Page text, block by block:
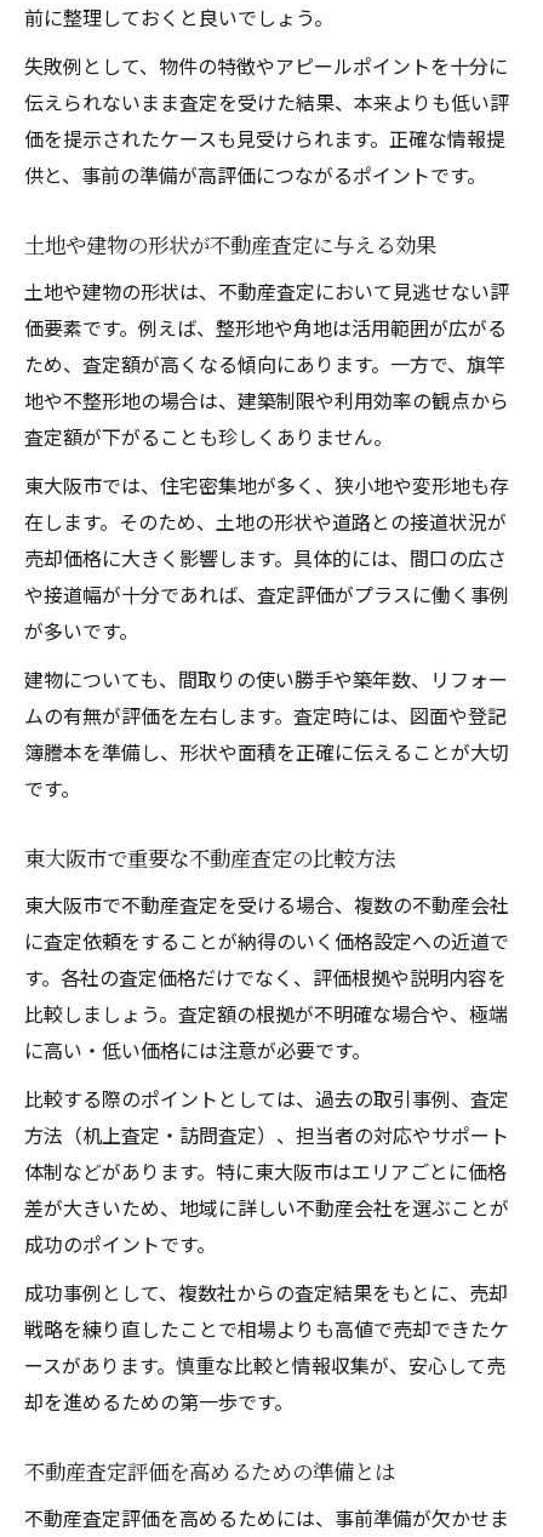
前に整理しておくと良いでしょう。
失敗例として、物件の特徴やアピールポイントを十分に
伝えられないまま査定を受けた結果、本来よりも低い評
価を提示されたケースも見受けられます。正確な情報提
供と、事前の準備が高評価につながるポイントです。
土地や建物の形状が不動産査定に与える効果
土地や建物の形状は、不動産査定において見逃せない評
価要素です。例えば、整形地や角地は活用範囲が広がる
ため、査定額が高くなる傾向にあります。一方で、旗竿
地や不整形地の場合は、建築制限や利用効率の観点から
査定額が下がることも珍しくありません。
東大阪市では、住宅密集地が多く、狭小地や変形地も存
在します。そのため、土地の形状や道路との接道状況が
売却価格に大きく影響します。具体的には、間口の広さ
や接道幅が十分であれば、査定評価がプラスに働く事例
が多いです。
建物についても、間取りの使い勝手や築年数、リフォー
ムの有無が評価を左右します。査定時には、図面や登記
簿謄本を準備し、形状や面積を正確に伝えることが大切
です。
東大阪市で重要な不動産査定の比較方法
東大阪市で不動産査定を受ける場合、複数の不動産会社
に査定依頼をすることが納得のいく価格設定への近道で
す。各社の査定価格だけでなく、評価根拠や説明内容を
比較しましょう。査定額の根拠が不明確な場合や、極端
に高い・低い価格には注意が必要です。
比較する際のポイントとしては、過去の取引事例、査定
方法（机上査定・訪問査定）、担当者の対応やサポート
体制などがあります。特に東大阪市はエリアごとに価格
差が大きいため、地域に詳しい不動産会社を選ぶことが
成功のポイントです。
成功事例として、複数社からの査定結果をもとに、売却
戦略を練り直したことで相場よりも高値で売却できたケ
ースがあります。慎重な比較と情報収集が、安心して売
却を進めるための第一歩です。
不動産査定評価を高めるための準備とは
不動産査定評価を高めるためには、事前準備が欠かせま